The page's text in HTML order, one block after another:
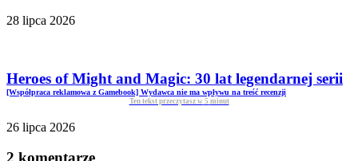
28 lipca 2026
Heroes of Might and Magic: 30 lat legendarnej serii
[Współpraca reklamowa z Gamebook] Wydawca nie ma wpływu na treść recenzji
Ten tekst przeczytasz w 5 minut
26 lipca 2026